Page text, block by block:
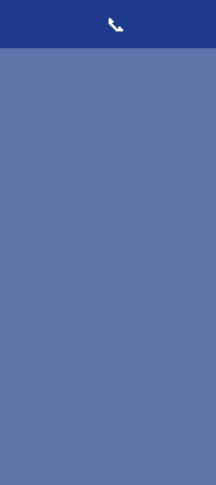
📞